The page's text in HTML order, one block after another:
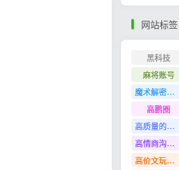
网站标签
黑科技
麻将账号
魔术解密教程
高鹏圈
高质量的问答和知识分享
高情商沟通管理课
高价文玩众筹分红项目